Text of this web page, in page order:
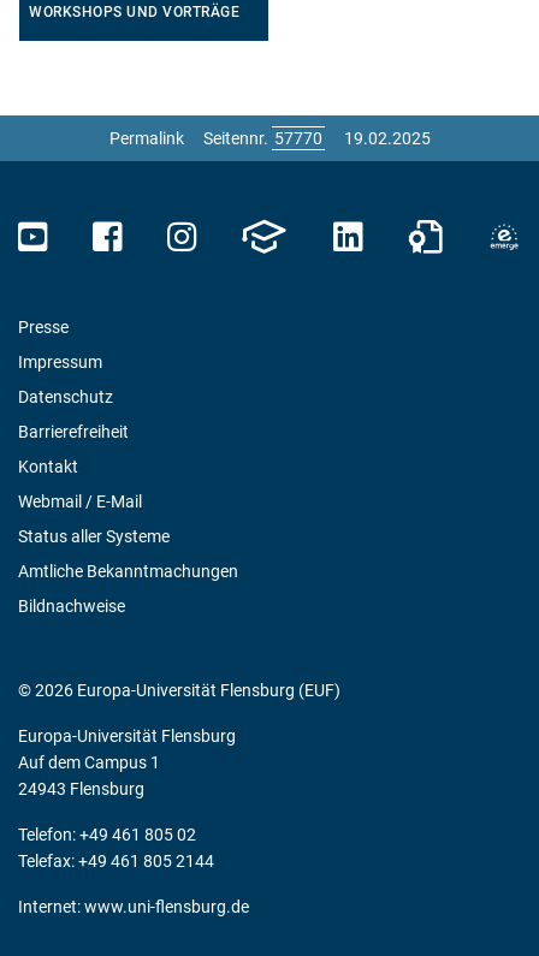
WORKSHOPS UND VORTRÄGE
Permalink Seitennr. 19.02.2025
Presse
Impressum
Datenschutz
Barrierefreiheit
Kontakt
Webmail / E-Mail
Status aller Systeme
Amtliche Bekanntmachungen
Bildnachweise
© 2026 Europa-Universität Flensburg (EUF)
Europa-Universität Flensburg
Auf dem Campus 1
24943 Flensburg
Telefon: +49 461 805 02
Telefax: +49 461 805 2144
Internet:www.uni-flensburg.de